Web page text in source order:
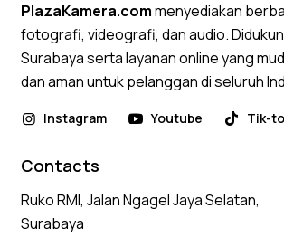
PlazaKamera.commenyediakan
fotografi, videografi, dan audio.
Surabaya serta layanan online yang
dan aman untuk pelanggan di seluruh
Instagram Youtube Tik-
Contacts
Ruko RMI, Jalan Ngagel Jaya Selatan,
Surabaya